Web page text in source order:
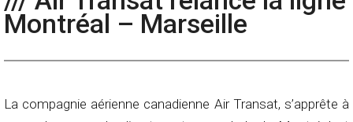
Montréal – Marseille
La compagnie aérienne canadienne Air Transat, s’apprête à